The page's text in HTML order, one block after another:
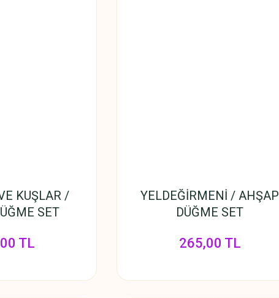
KUŞLAR /
SET
TL
YELDEĞİRMENİ / AHŞAP
DÜĞME SET
265,00 TL